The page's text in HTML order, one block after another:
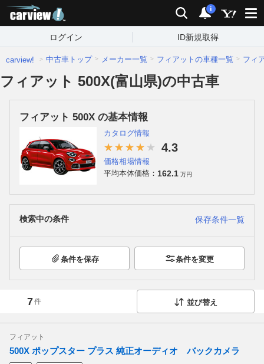
検索 通知
i
ログイン ID新規取得
carview! 中古車トップ メーカー一覧 フィアットの車種一覧 フィ
フィアット 500X(富山県)の中古車
フィアット 500X の基本情報
カタログ情報
4.3
価格相場情報
平均本体価格： 162.1 万円
検索中の条件 保存条件一覧
条件を保存 条件を変更
7件 並び替え
フィアット
500X ポップスター プラス 純正オーディオ バックカメラ